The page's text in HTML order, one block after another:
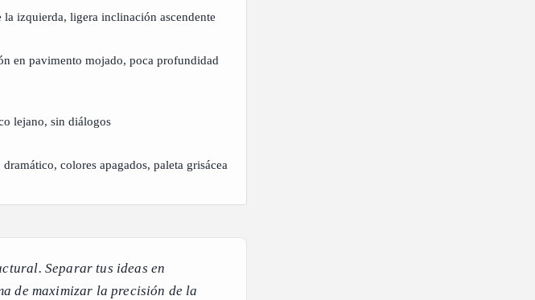
la izquierda, ligera inclinación ascendente
en pavimento mojado, poca profundidad
lejano, sin diálogos
colores apagados, paleta grisácea
Separar tus ideas en
de maximizar la precisión de la